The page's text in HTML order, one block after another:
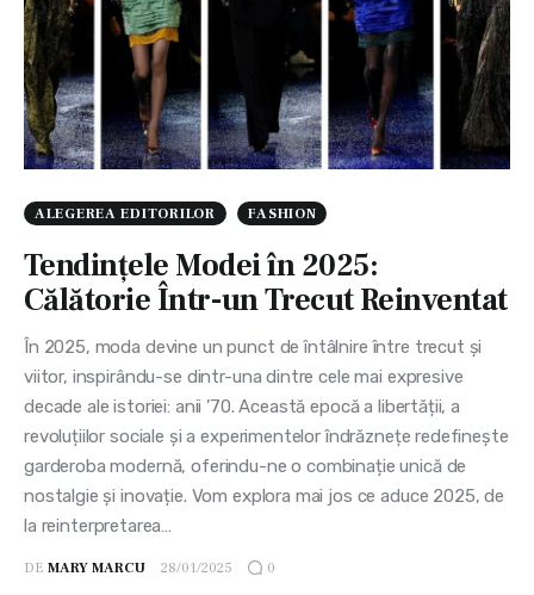
ALEGEREA EDITORILOR FASHION
Tendințele Modei în 2025:
Călătorie Într-un Trecut Reinventat
În 2025, moda devine un punct de întâlnire între trecut și
viitor, inspirându-se dintr-una dintre cele mai expresive
decade ale istoriei: anii ’70. Această epocă a libertății, a
revoluțiilor sociale și a experimentelor îndrăznețe redefinește
garderoba modernă, oferindu-ne o combinație unică de
nostalgie și inovație. Vom explora mai jos ce aduce 2025, de
la reinterpretarea…
DE MARY MARCU 28/01/2025 0